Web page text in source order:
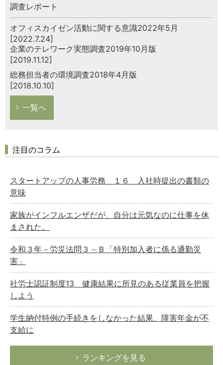
調査レポート
オフィスカイゼン活動に関する意識2022年5月
[2022.7.24]
企業のテレワーク実態調査2019年10月版
[2019.11.12]
総務担当者の環境調査2018年4月版
[2018.10.10]
一覧へ
注目のコラム
スタートアップの人事労務 １６ 入社時提出の書類の
意味
家族がインフルエンザだが、自分は元気なのに仕事を休
まされた。
令和３年－労災法問３－Ｂ「特別加入者に係る通勤災
害」
社労士認証制度13 健康結果に所見のある従業員を把握
しよう
学生納付特例の手続きをしなかった結果、障害年金が不
支給に
ランキングを見る